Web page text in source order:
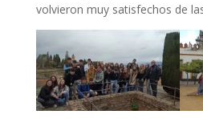
volvieron muy satisfechos de